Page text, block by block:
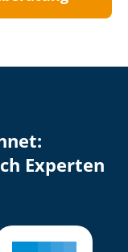
Experten